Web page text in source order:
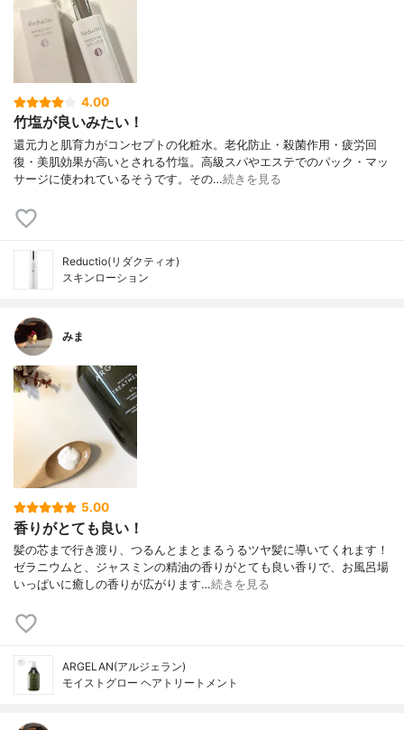
4.00
竹塩が良いみたい！
還元力と肌育力がコンセプトの化粧水。老化防止・殺菌作用・疲労回
復・美肌効果が高いとされる竹塩。高級スパやエステでのパック・マッ
サージに使われているそうです。その…続きを見る
Reductio(リダクティオ)
スキンローション
みま
5.00
香りがとても良い！
髪の芯まで行き渡り、つるんとまとまるうるツヤ髪に導いてくれます！
ゼラニウムと、ジャスミンの精油の香りがとても良い香りで、お風呂場
いっぱいに癒しの香りが広がります…続きを見る
ARGELAN(アルジェラン)
モイストグロー ヘアトリートメント